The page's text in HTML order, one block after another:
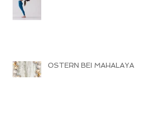
OSTERN BEI MAHALAYA